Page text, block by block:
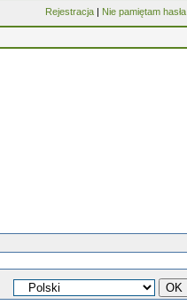
Rejestracja | Nie pamiętam hasła